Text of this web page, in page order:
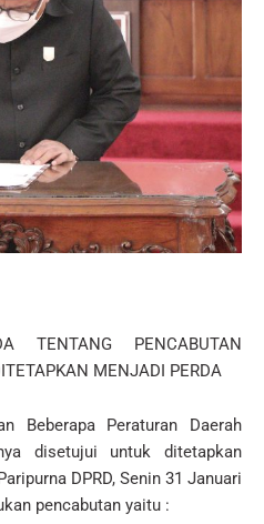
TENTANG PENCABUTAN
MENJADI PERDA
Beberapa Peraturan Daerah
disetujui untuk ditetapkan
DPRD, Senin 31 Januari
pencabutan yaitu :